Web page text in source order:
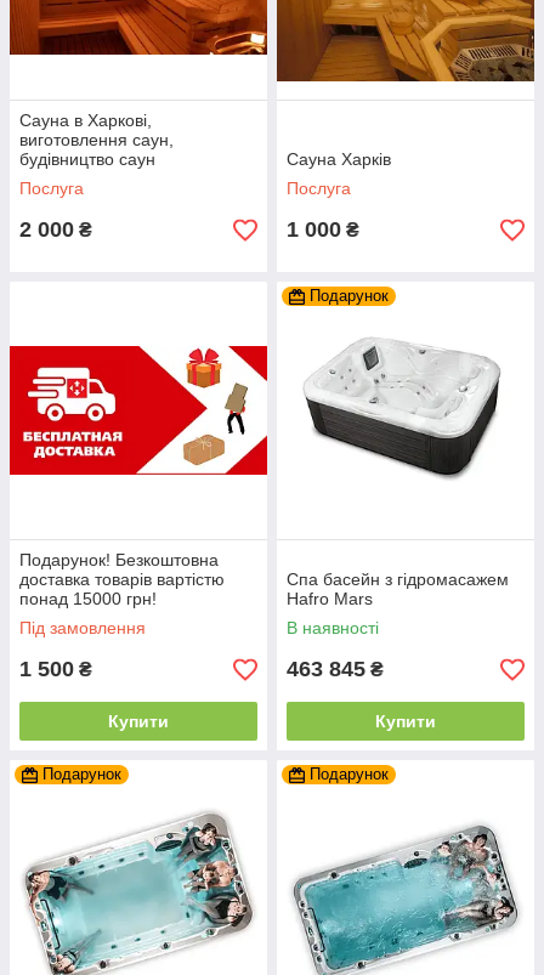
Сауна в Харкові,
виготовлення саун,
будівництво саун
Послуга
2 000 ₴
Сауна Харків
Послуга
1 000 ₴
Подарунок! Безкоштовна
доставка товарів вартістю
понад 15000 грн!
Під замовлення
1 500 ₴
Купити
Подарунок
Спа басейн з гідромасажем
Hafro Mars
В наявності
463 845 ₴
Купити
Подарунок Подарунок